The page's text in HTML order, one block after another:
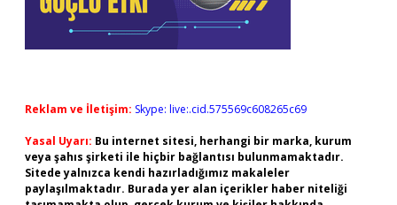
Reklam ve İletişim: Skype: live:.cid.575569c608265c69
Yasal Uyarı: Bu internet sitesi, herhangi bir marka, kurum
veya şahıs şirketi ile hiçbir bağlantısı bulunmamaktadır.
Sitede yalnızca kendi hazırladığımız makaleler
paylaşılmaktadır. Burada yer alan içerikler haber niteliği